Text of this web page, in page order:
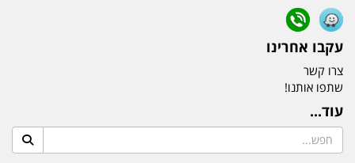
עקבו אחרינו
צרו קשר
שתפו אותנו!
עוד...